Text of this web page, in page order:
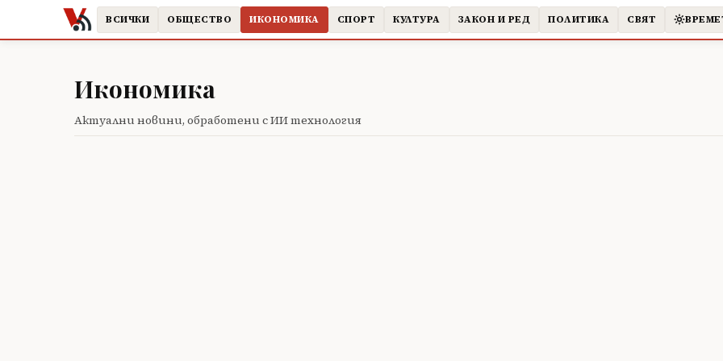
ВСИЧКИ ОБЩЕСТВО ИКОНОМИКА СПОРТ КУЛТУРА ЗАКОН И РЕД ПОЛИТИКА СВЯТ
Икономика
Актуални новини, обработени с ИИ технология